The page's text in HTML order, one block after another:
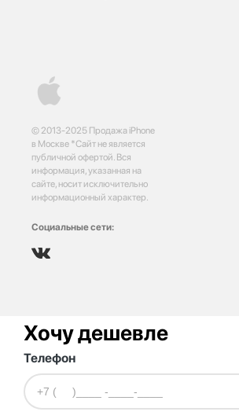
© 2013-2025 Продажа iPhone
в Москве *Сайт не является
публичной офертой. Вся
информация, указанная на
сайте, носит исключительно
информационный характер.
Социальные сети:
Хочу дешевле
Телефон